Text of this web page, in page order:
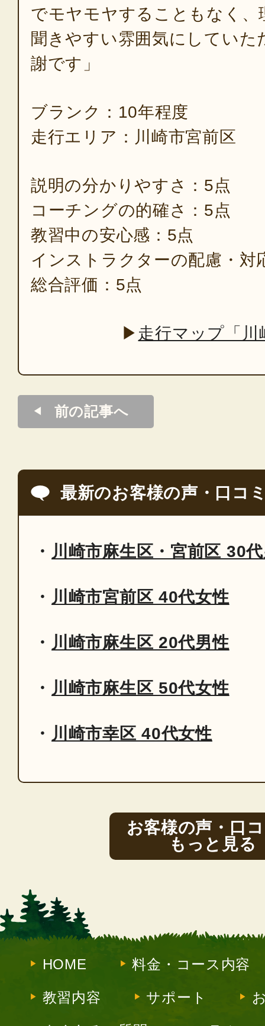
でモヤモヤすることもなく、
聞きやすい雰囲気にしていた
謝です」
ブランク：10年程度
走行エリア：川崎市宮前区
説明の分かりやすさ：5点
コーチングの的確さ：5点
教習中の安心感：5点
インストラクターの配慮・対
総合評価：5点
▶ 走行マップ「川
前の記事へ
最新のお客様の声・口コ
川崎市麻生区・宮前区 30
川崎市宮前区 40代女性
川崎市麻生区 20代男性
川崎市麻生区 50代女性
川崎市幸区 40代女性
お客様の声・口
もっと見る
HOME 料金・コース内容
教習内容 サポート